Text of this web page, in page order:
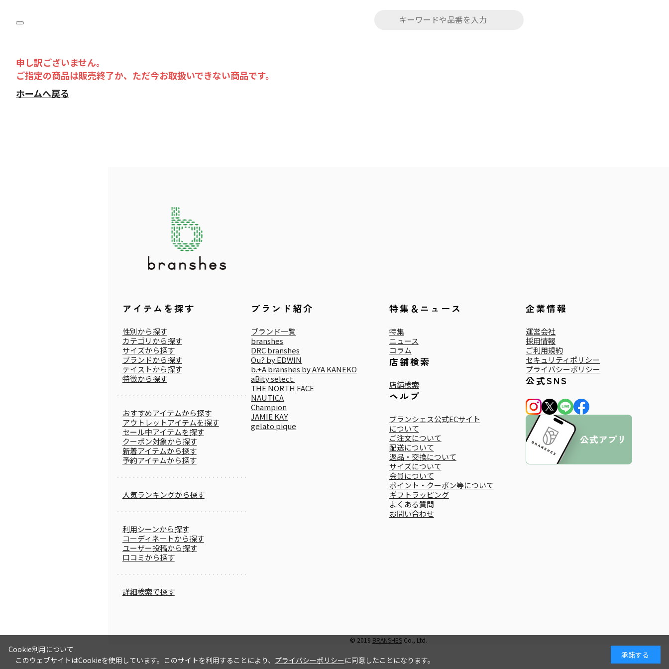
申し訳ございません。
ご指定の商品は販売終了か、ただ今お取扱いできない商品です。
ホームへ戻る
アイテムを探す
性別から探す
カテゴリから探す
サイズから探す
ブランドから探す
テイストから探す
特徴から探す
おすすめアイテムから探す
アウトレットアイテムを探す
セール中アイテムを探す
クーポン対象から探す
新着アイテムから探す
予約アイテムから探す
人気ランキングから探す
利用シーンから探す
コーディネートから探す
ユーザー投稿から探す
口コミから探す
詳細検索で探す
ブランド紹介
ブランド一覧
branshes
DRC branshes
Ou? by EDWIN
b.+A branshes by AYA KANEKO
aBity select.
THE NORTH FACE
NAUTICA
Champion
JAMIE KAY
gelato pique
特集＆ニュース
特集
ニュース
コラム
店舗検索
店舗検索
ヘルプ
ブランシェス公式ECサイト
について
ご注文について
配送について
返品・交換について
サイズについて
会員について
ポイント・クーポン等について
ギフトラッピング
よくある質問
お問い合わせ
企業情報
運営会社
採用情報
ご利用規約
セキュリティポリシー
プライバシーポリシー
公式SNS
© 2019 BRANSHESCo., Ltd.
Cookie利用について
このウェブサイトはCookieを使用しています。このサイトを利用することにより、 プライバシーポリシーに同意したことになります。
承諾する